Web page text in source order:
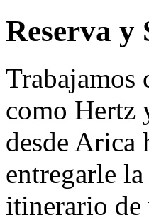
Reserva y
Trabajamos
como Hertz
desde Arica
entregarle
itinerario de